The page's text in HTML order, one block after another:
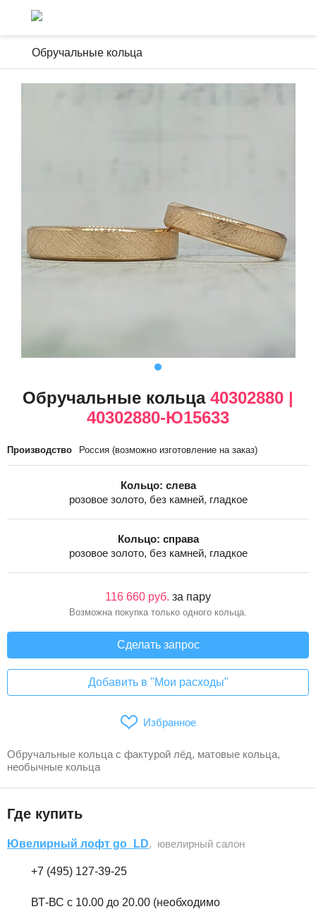
Обручальные кольца
Обручальные кольца 40302880 |
40302880-Ю15633
Производство Россия (возможно изготовление на заказ)
Кольцо: слева
розовое золото, без камней, гладкое
Кольцо: справа
розовое золото, без камней, гладкое
116 660 руб. за пару
Возможна покупка только одного кольца.
Сделать запрос
Добавить в "Мои расходы"
Избранное
Обручальные кольца с фактурой лёд, матовые кольца,
необычные кольца
Где купить
Ювелирный лофт go_LD, ювелирный салон
+7 (495) 127-39-25
ВТ-ВС с 10.00 до 20.00 (необходимо